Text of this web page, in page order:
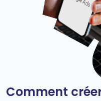
Comment